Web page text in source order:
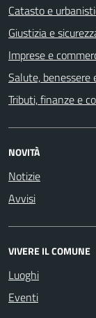
Catasto e
Giustizia e
Imprese e
Salute, benessere
Tributi, finanze e
NOVITÀ
Notizie
Avvisi
VIVERE IL COMUNE
Luoghi
Eventi